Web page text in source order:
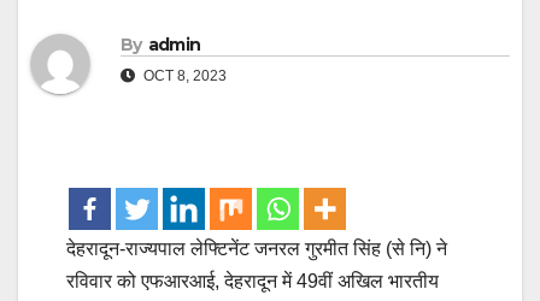
By admin
OCT 8, 2023
देहरादून-राज्यपाल लेफ्टिनेंट जनरल गुरमीत सिंह (से नि) ने
रविवार को एफआरआई, देहरादून में 49वीं अखिल भारतीय